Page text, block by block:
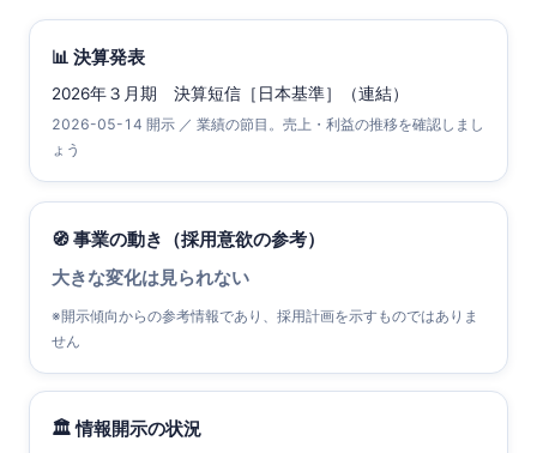
📊 決算発表
2026年３月期 決算短信［日本基準］（連結）
2026-05-14 開示 ／ 業績の節目。売上・利益の推移を確認しまし
ょう
🧭 事業の動き（採用意欲の参考）
大きな変化は見られない
※開示傾向からの参考情報であり、採用計画を示すものではありま
せん
🏛 情報開示の状況